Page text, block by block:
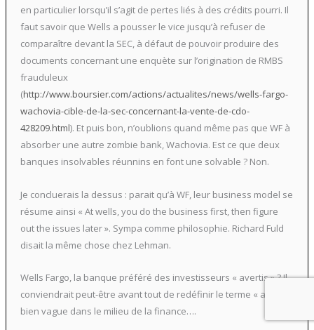
en particulier lorsqu’il s’agit de pertes liés à des crédits pourri. Il
faut savoir que Wells a pousser le vice jusqu’à refuser de
comparaître devant la SEC, à défaut de pouvoir produire des
documents concernant une enquète sur l’origination de RMBS
frauduleux
(http://www.boursier.com/actions/actualites/news/wells-fargo-
wachovia-cible-de-la-sec-concernant-la-vente-de-cdo-
428209.html). Et puis bon, n’oublions quand même pas que WF à
absorber une autre zombie bank, Wachovia. Est ce que deux
banques insolvables réunnins en font une solvable ? Non.
Je concluerais la dessus : parait qu’à WF, leur business model se
résume ainsi « At wells, you do the business first, then figure
out the issues later ». Sympa comme philosophie. Richard Fuld
disait la même chose chez Lehman.
Wells Fargo, la banque préféré des investisseurs « avertis » ? Il
conviendrait peut-être avant tout de redéfinir le terme « averti »,
bien vague dans le milieu de la finance….